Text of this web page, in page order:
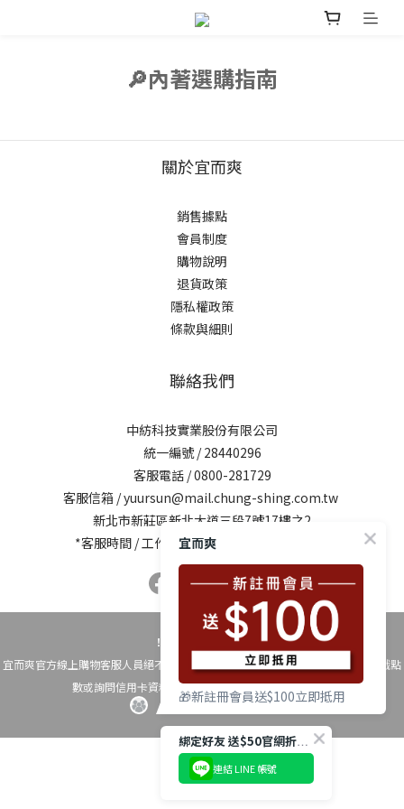
🔎內著選購指南
關於宜而爽
銷售據點
會員制度
購物說明
退貨政策
隱私權政策
條款與細則
聯絡我們
中紡科技實業股份有限公司
統一編號 / 28440296
客服電話 / 0800-281729
客服信箱 /yuursun@mail.chung-shing.com.tw
新北市新莊區新北大道三段7號17樓之2
*客服時間 / 工作日10:00-12:00、13:00-17:00
！時時警覺反詐騙！
宜而爽官方線上購物客服人員絕不會以電話要求您操作ATM自動櫃員機、換購遊戲點
數或詢問信用卡資料，如有疑問請撥打 反詐騙專線165
宜而爽
🎁新註冊會員送$100立即抵用
綁定好友 送$50官網折扣碼
連結 LINE 帳號